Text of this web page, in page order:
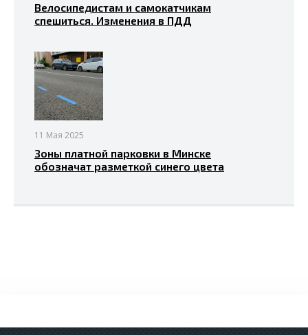
Велосипедистам и самокатчикам
спешиться. Изменения в ПДД
11 Мая 2025
Зоны платной парковки в Минске
обозначат разметкой синего цвета